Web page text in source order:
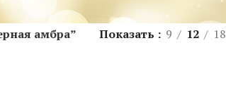
амбра” Показать 9 12 18